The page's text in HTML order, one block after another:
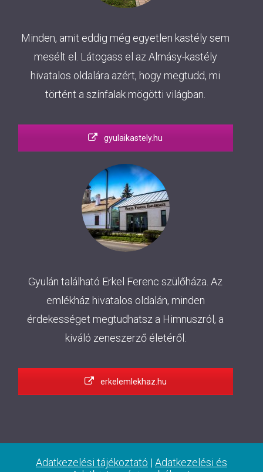
Minden, amit eddig még egyetlen kastély sem
mesélt el. Látogass el az Almásy-kastély
hivatalos oldalára azért, hogy megtudd, mi
történt a színfalak mögötti világban.
gyulaikastely.hu
Gyulán található Erkel Ferenc szülőháza. Az
emlékház hivatalos oldalán, minden
érdekességet megtudhatsz a Himnuszról, a
kiváló zeneszerző életéről.
erkelemlekhaz.hu
Adatkezelési tájékoztató | Adatkezelési és